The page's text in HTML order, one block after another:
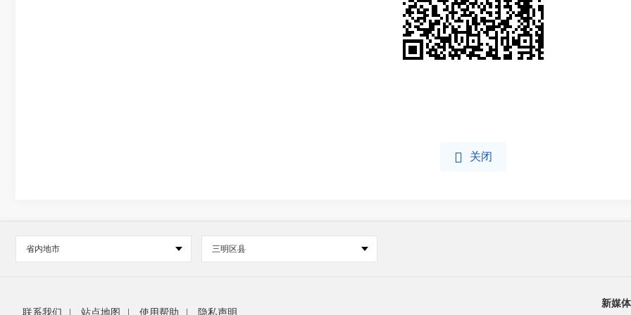
 关闭
省内地市 三明区县
联系我们 站点地图 使用帮助 隐私声明
新媒